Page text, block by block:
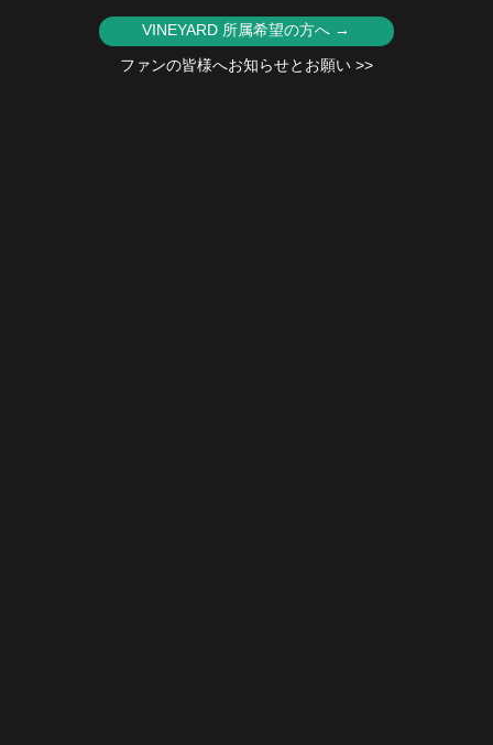
VINEYARD 所属希望の方へ →
ファンの皆様へお知らせとお願い >>